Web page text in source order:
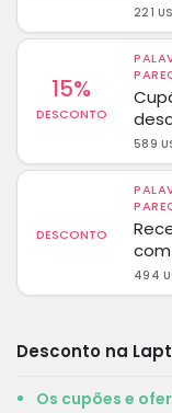
221
15%
DESCONTO
589
DESCONTO
494
Desconto na
Os cupões e